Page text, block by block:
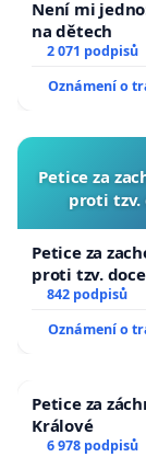
Není mi
na dětech
2 071 podpisů
Oznámení o
Petice za
proti tzv.
Petice za
proti tzv.
842 podpisů
Oznámení o
Petice za
Králové
6 978 podpisů